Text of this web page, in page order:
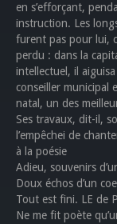
en s’efforçant,
instruction. Les
furent pas pour lui,
perdu : dans la
intellectuel, il
conseiller municipal
natal, un des
Ses travaux, dit-il,
l’empêchei de
à la poésie
Adieu, souvenirs
Doux échos d’un
Tout est fini. LE de
Ne me fit poète